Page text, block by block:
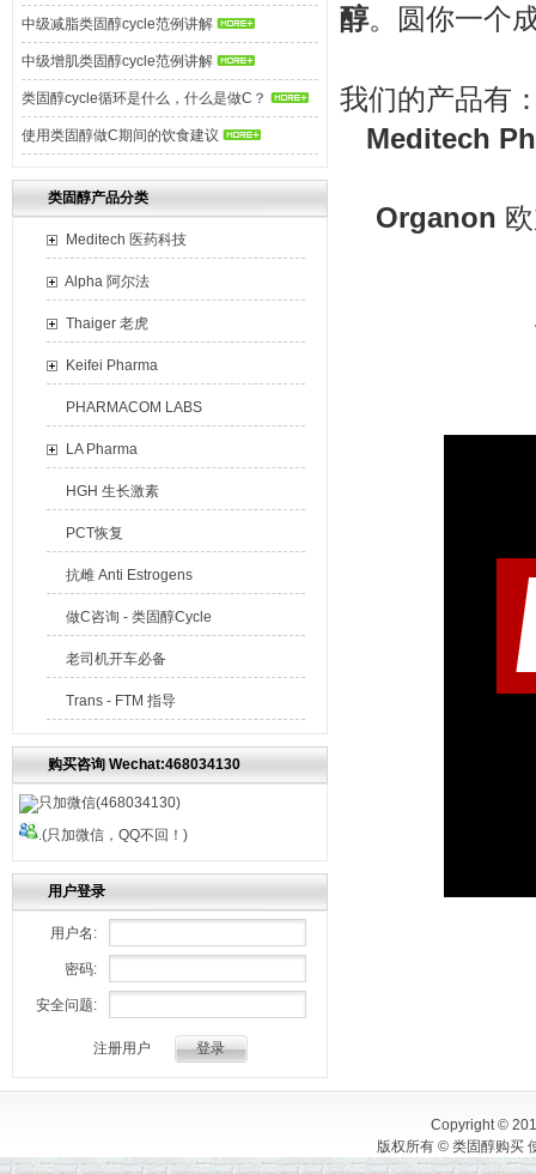
中级减脂类固醇cycle范例讲解
中级增肌类固醇cycle范例讲解
类固醇cycle循环是什么，什么是做C？
使用类固醇做C期间的饮食建议
类固醇产品分类
Meditech 医药科技
Alpha 阿尔法
Thaiger 老虎
Keifei Pharma
PHARMACOM LABS
LA Pharma
HGH 生长激素
PCT恢复
抗雌 Anti Estrogens
做C咨询 - 类固醇Cycle
老司机开车必备
Trans - FTM 指导
购买咨询 Wechat:468034130
只加微信(468034130)
.(只加微信，QQ不回！)
用户登录
用户名:
密码:
安全问题:
注册用户
醇。圆你一个
我们的产品有
Meditech
Organon
Copyright ©
版权所有 © 类固醇购买